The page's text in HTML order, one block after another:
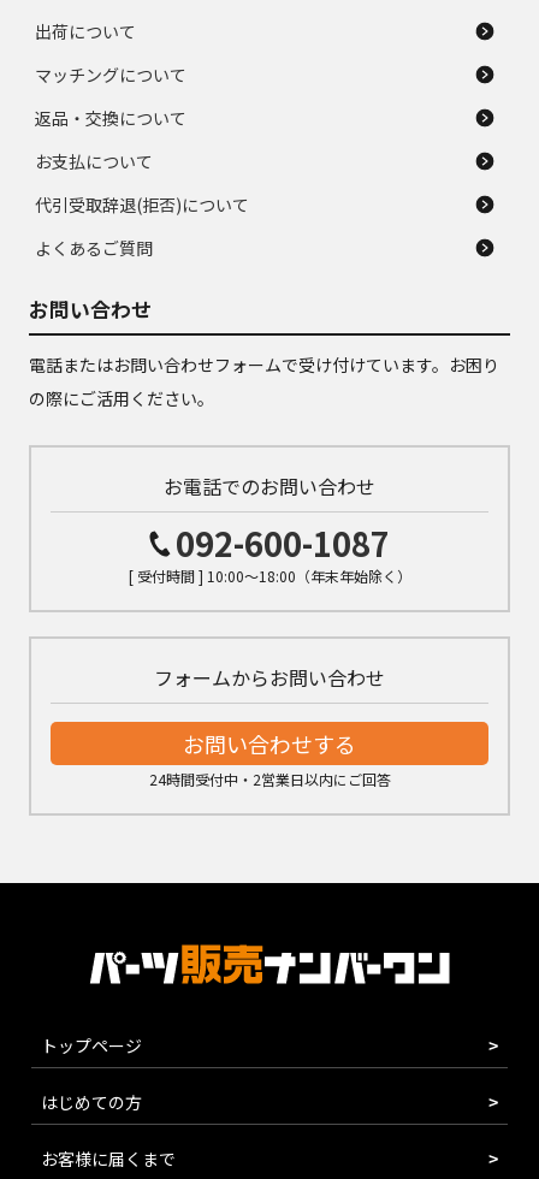
出荷について
マッチングについて
返品・交換について
お支払について
代引受取辞退(拒否)について
よくあるご質問
お問い合わせ
電話またはお問い合わせフォームで受け付けています。お困り
の際にご活用ください。
お電話でのお問い合わせ
092-600-1087
[ 受付時間 ] 10:00～18:00（年末年始除く）
フォームからお問い合わせ
お問い合わせする
24時間受付中・2営業日以内にご回答
トップページ
はじめての方
お客様に届くまで